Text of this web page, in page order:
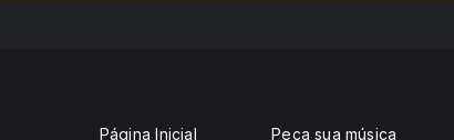
Página Inicial Peça sua música